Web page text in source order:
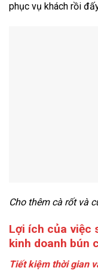
phục vụ khách rồi
Cho thêm cà rốt và
Lợi ích của việc
kinh doanh bún
Tiết kiệm thời gian